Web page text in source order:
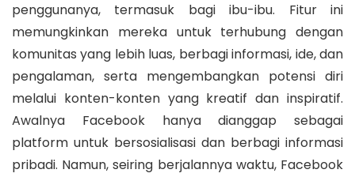
penggunanya, termasuk bagi ibu-ibu. Fitur ini
memungkinkan mereka untuk terhubung dengan
komunitas yang lebih luas, berbagi informasi, ide, dan
pengalaman, serta mengembangkan potensi diri
melalui konten-konten yang kreatif dan inspiratif.
Awalnya Facebook hanya dianggap sebagai
platform untuk bersosialisasi dan berbagi informasi
pribadi. Namun, seiring berjalannya waktu, Facebook